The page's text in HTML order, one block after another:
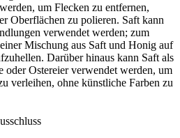
um Flecken zu entfernen,
Oberflächen zu polieren. Saft kann
verwendet werden; zum
Mischung aus Saft und Honig auf
Darüber hinaus kann Saft als
Ostereier verwendet werden, um
verleihen, ohne künstliche Farben zu